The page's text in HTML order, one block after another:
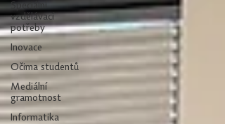
Speciální
vzdělávací
potřeby
Inovace
Očima studentů
Mediální
gramotnost
Informatika